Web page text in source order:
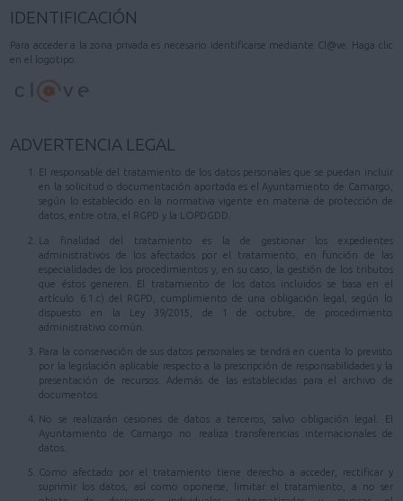
VALIDACIÓN DE DOCUMENTOS
AYUDA
IDENTIFICACIÓN
Para acceder a la zona privada es necesario identificarse mediante Cl@ve. Haga clic
en el logotipo.
ADVERTENCIA LEGAL
El responsable del tratamiento de los datos personales que se puedan incluir
en la solicitud o documentación aportada es el Ayuntamiento de Camargo,
según lo establecido en la normativa vigente en materia de protección de
datos, entre otra, el RGPD y la LOPDGDD.
La finalidad del tratamiento es la de gestionar los expedientes
administrativos de los afectados por el tratamiento, en función de las
especialidades de los procedimientos y, en su caso, la gestión de los tributos
que éstos generen. El tratamiento de los datos incluidos se basa en el
artículo 6.1.c) del RGPD, cumplimiento de una obligación legal, según lo
dispuesto en la Ley 39/2015, de 1 de octubre, de procedimiento
administrativo común.
Para la conservación de sus datos personales se tendrá en cuenta lo previsto
por la legislación aplicable respecto a la prescripción de responsabilidades y la
presentación de recursos. Además de las establecidas para el archivo de
documentos.
No se realizarán cesiones de datos a terceros, salvo obligación legal. El
Ayuntamiento de Camargo no realiza transferencias internacionales de
datos.
Como afectado por el tratamiento tiene derecho a acceder, rectificar y
suprimir los datos, así como oponerse, limitar el tratamiento, a no ser